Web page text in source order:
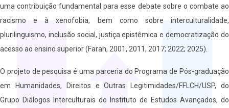
uma contribuição fundamental para esse debate sobre o combate ao
racismo e à xenofobia, bem como sobre interculturalidade,
plurilinguismo, inclusão social, justiça epistêmica e democratização do
acesso ao ensino superior (Farah, 2001, 2011, 2017; 2022; 2025).
O projeto de pesquisa é uma parceria do Programa de Pós-graduação
em Humanidades, Direitos e Outras Legitimidades/FFLCH/USP, do
Grupo Diálogos Interculturais do Instituto de Estudos Avançados, do